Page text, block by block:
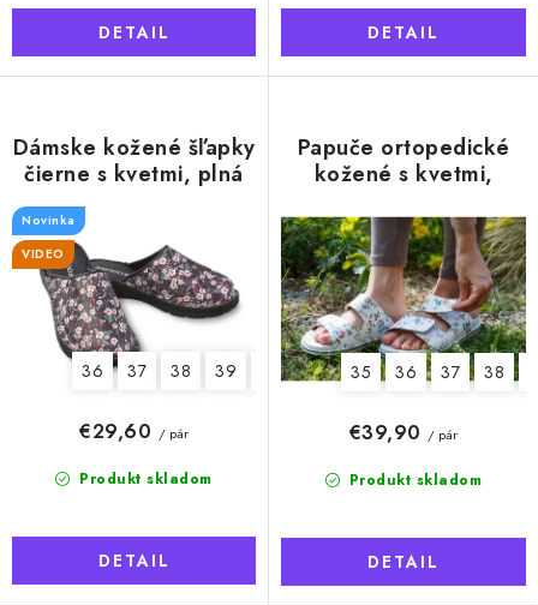
DETAIL DETAIL
Dámske kožené šľapky
čierne s kvetmi, plná
Novinka
VIDEO
36 37 38 39 40 41
Produkt skladom
€29,60 / pár
DETAIL
Papuče ortopedické
kožené s kvetmi,
dámske
35 36 37 38
Produkt skladom
€39,90 / pár
DETAIL